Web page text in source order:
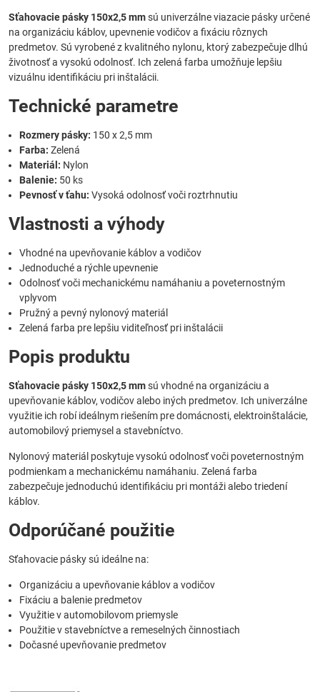
Sťahovacie pásky 150x2,5 mmsú univerzálne viazacie pásky určené
na organizáciu káblov, upevnenie vodičov a fixáciu rôznych
predmetov. Sú vyrobené z kvalitného nylonu, ktorý zabezpečuje dlhú
životnosť a vysokú odolnosť. Ich zelená farba umožňuje lepšiu
vizuálnu identifikáciu pri inštalácii.
Technické parametre
Rozmery pásky: 150 x 2,5 mm
Farba: Zelená
Materiál: Nylon
Balenie: 50 ks
Pevnosť v ťahu: Vysoká odolnosť voči roztrhnutiu
Vlastnosti a výhody
Vhodné na upevňovanie káblov a vodičov
Jednoduché a rýchle upevnenie
Odolnosť voči mechanickému namáhaniu a poveternostným
vplyvom
Pružný a pevný nylonový materiál
Zelená farba pre lepšiu viditeľnosť pri inštalácii
Popis produktu
Sťahovacie pásky 150x2,5 mmsú vhodné na organizáciu a
upevňovanie káblov, vodičov alebo iných predmetov. Ich univerzálne
využitie ich robí ideálnym riešením pre domácnosti, elektroinštalácie,
automobilový priemysel a stavebníctvo.
Nylonový materiál poskytuje vysokú odolnosť voči poveternostným
podmienkam a mechanickému namáhaniu. Zelená farba
zabezpečuje jednoduchú identifikáciu pri montáži alebo triedení
káblov.
Odporúčané použitie
Sťahovacie pásky sú ideálne na:
Organizáciu a upevňovanie káblov a vodičov
Fixáciu a balenie predmetov
Využitie v automobilovom priemysle
Použitie v stavebníctve a remeselných činnostiach
Dočasné upevňovanie predmetov